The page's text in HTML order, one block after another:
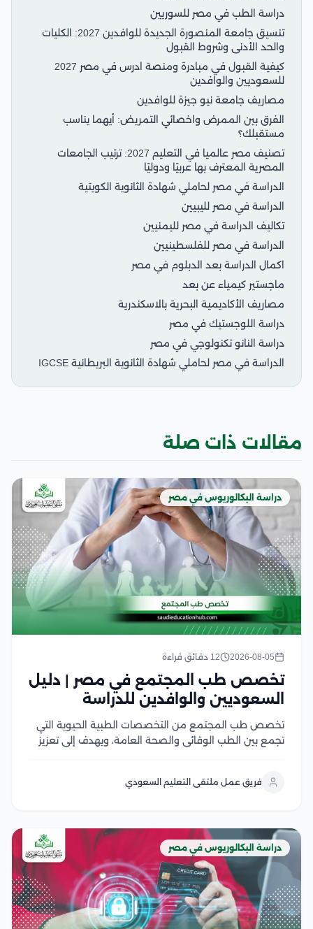
دراسة الطب في مصر للسوريين
تنسيق جامعة المنصورة الجديدة للوافدين 2027: الكليات
والحد الأدنى وشروط القبول
كيفية القبول في مبادرة ومنصة ادرس في مصر 2027
للسعوديين والوافدين
مصاريف جامعة نيو جيزة للوافدين
الفرق بين الممرض واخصائي التمريض: أيهما يناسب
مستقبلك؟
تصنيف مصر عالميا في التعليم 2027: ترتيب الجامعات
المصرية المعترف بها عربيًا ودوليًا
الدراسة في مصر لحاملي شهادة الثانوية الكويتية
الدراسة في مصر لليبيين
تكاليف الدراسة في مصر لليمنيين
الدراسة في مصر للفلسطينيين
اكمال الدراسة بعد الدبلوم في مصر
ماجستير كيمياء عن بعد
مصاريف الأكاديمية البحرية بالاسكندرية
دراسة اللوجستيك في مصر
دراسة النانو تكنولوجي في مصر
الدراسة في مصر لحاملي شهادة الثانوية البريطانية IGCSE
مقالات ذات صلة
دراسة البكالوريوس في مصر
2026-08-05 12 دقائق قراءة
تخصص طب المجتمع في مصر | دليل
السعوديين والوافدين للدراسة
تخصص طب المجتمع من التخصصات الطبية الحيوية التي
تجمع بين الطب الوقائي والصحة العامة، ويهدف إلى تعزيز
ويشهد هذا التخصص إقبالًا كبير من الطلاب...
فريق عمل ملتقى التعليم السعودي
دراسة البكالوريوس في مصر